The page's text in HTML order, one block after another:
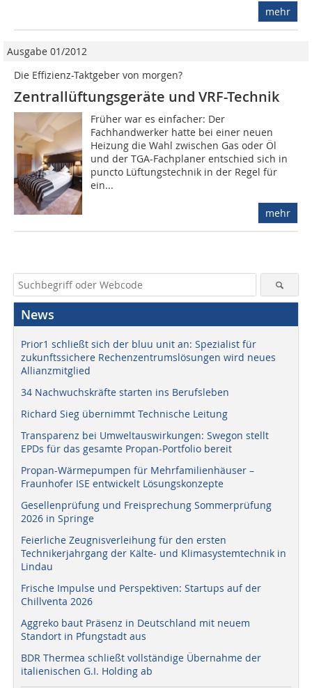
mehr
Ausgabe 01/2012
Die Effizienz-Taktgeber von morgen?
Zentrallüftungsgeräte und VRF-Technik
Früher war es einfacher: Der
Fachhandwerker hatte bei einer neuen
Heizung die Wahl zwischen Gas oder Öl
und der TGA-Fachplaner entschied sich in
puncto Lüftungstechnik in der Regel für
ein...
mehr
News
Prior1 schließt sich der bluu unit an: Spezialist für
zukunftssichere Rechenzentrumslösungen wird neues
Allianzmitglied
34 Nachwuchskräfte starten ins Berufsleben
Richard Sieg übernimmt Technische Leitung
Transparenz bei Umweltauswirkungen: Swegon stellt
EPDs für das gesamte Propan-Portfolio bereit
Propan-Wärmepumpen für Mehrfamilienhäuser –
Fraunhofer ISE entwickelt Lösungskonzepte
Gesellenprüfung und Freisprechung Sommerprüfung
2026 in Springe
Feierliche Zeugnisverleihung für den ersten
Technikerjahrgang der Kälte- und Klimasystemtechnik in
Lindau
Frische Impulse und Perspektiven: Startups auf der
Chillventa 2026
Aggreko baut Präsenz in Deutschland mit neuem
Standort in Pfungstadt aus
BDR Thermea schließt vollständige Übernahme der
italienischen G.I. Holding ab